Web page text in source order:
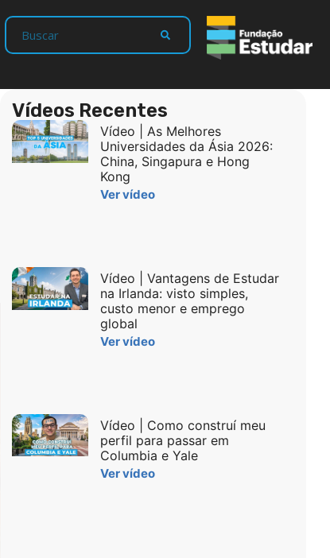
Vídeos Recentes
Vídeo | As Melhores
Universidades da Ásia 2026:
China, Singapura e Hong
Kong
Ver vídeo
Vídeo | Vantagens de Estudar
na Irlanda: visto simples,
custo menor e emprego
global
Ver vídeo
Vídeo | Como construí meu
perfil para passar em
Columbia e Yale
Ver vídeo